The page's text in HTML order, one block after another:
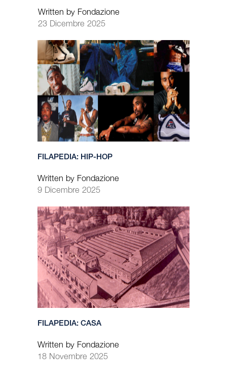
Written by Fondazione
23 Dicembre 2025
FILAPEDIA: HIP-HOP
Written by Fondazione
9 Dicembre 2025
FILAPEDIA: CASA
Written by Fondazione
18 Novembre 2025